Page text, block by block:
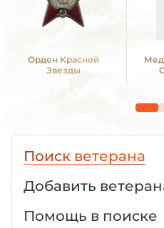
Орден Красной
Звезды
Поиск ветерана
Добавить
Помощь в поиске